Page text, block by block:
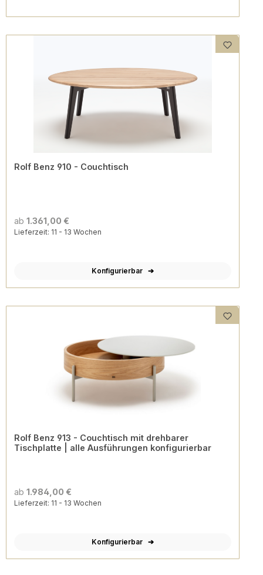
Rolf Benz 910 - Couchtisch
ab 1.361,00 €
Lieferzeit: 11 - 13 Wochen
Konfigurierbar
Rolf Benz 913 - Couchtisch mit drehbarer
Tischplatte | alle Ausführungen konfigurierbar
ab 1.984,00 €
Lieferzeit: 11 - 13 Wochen
Konfigurierbar